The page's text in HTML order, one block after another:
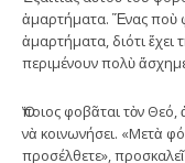
ἁμαρτήματα. Ἕνας ποὺ
ἁμαρτήματα, διότι
περιμένουν πολὺ
Ὅποιος φοβᾶται τὸν
νὰ κοινωνήσει. «Μετὰ
προσέλθετε»,